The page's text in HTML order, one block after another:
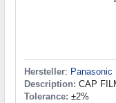
Hersteller: Panasonic
Description: CAP
Tolerance: ±2%